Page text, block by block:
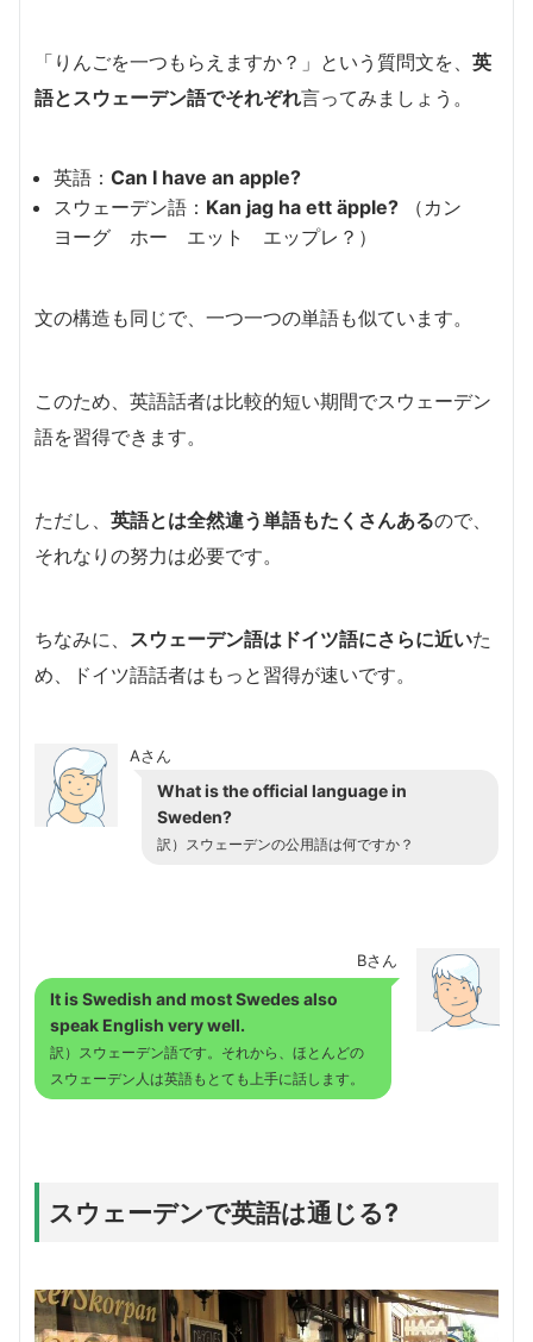
「りんごを一つもらえますか？」という質問文を、 英
語とスウェーデン語でそれぞれ言ってみましょう。
英語： Can I have an apple?
スウェーデン語： Kan jag ha ett äpple? （カン
ヨーグ ホー エット エップレ？）
文の構造も同じで、一つ一つの単語も似ています。
このため、英語話者は比較的短い期間でスウェーデン
語を習得できます。
ただし、 英語とは全然違う単語もたくさんあるので、
それなりの努力は必要です。
ちなみに、 スウェーデン語は ドイツ語にさらに近いた
め、ドイツ語話者はもっと習得が速いです。
Aさん
What is the official language in
Sweden?
訳）スウェーデンの公用語は何ですか？
Bさん
It is Swedish and most Swedes also
speak English very well.
訳）スウェーデン語です。それから、ほとんどの
スウェーデン人は英語もとても上手に話します。
スウェーデンで英語は通じる?